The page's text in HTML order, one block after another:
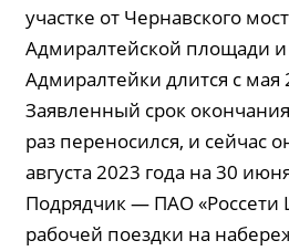
участке от Чернавского
Адмиралтейской площади
Адмиралтейки длится с мая
Заявленный срок
раз переносился, и сейчас
августа 2023 года на 30
Подрядчик — ПАО «Россети
рабочей поездки на